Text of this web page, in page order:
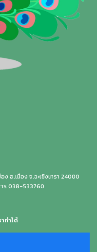
ง อ.เมือง จ.ฉะเชิงเทรา 24000
ร 038-533760
ทำได้